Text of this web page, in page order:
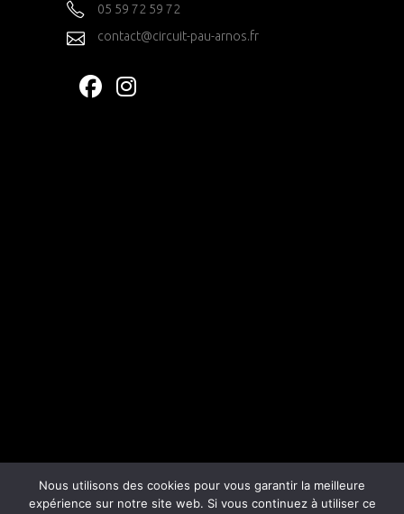
05 59 72 59 72
contact@circuit-pau-arnos.fr
Nous utilisons des cookies pour vous garantir la meilleure
expérience sur notre site web. Si vous continuez à utiliser ce